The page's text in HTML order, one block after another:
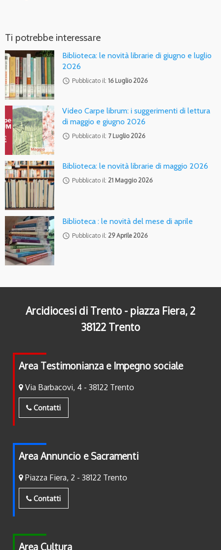
Ti potrebbe interessare
Biblioteca: le novità librarie di giugno e luglio
2026
access_time Pubblicato il: 16 Luglio 2026
Video Carpe librum: i suggerimenti di lettura
di maggio e giugno 2026
access_time Pubblicato il: 7 Luglio 2026
Biblioteca: le novità librarie di maggio 2026
access_time Pubblicato il: 21 Maggio 2026
Biblioteca : le novità del mese di aprile
access_time Pubblicato il: 29 Aprile 2026
Arcidiocesi di Trento - piazza Fiera, 2
38122 Trento
Area Testimonianza e Impegno sociale
Via Barbacovi, 4 - 38122 Trento
Contatti
Area Annuncio e Sacramenti
Piazza Fiera, 2 - 38122 Trento
Contatti
Area Cultura